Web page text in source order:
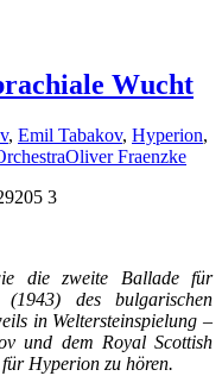
Wucht
, Emil Tabakov, Hyperion,
Oliver Fraenzke
3
die zweite Ballade für
des bulgarischen
in Weltersteinspielung –
und dem Royal Scottish
Hyperion zu hören.